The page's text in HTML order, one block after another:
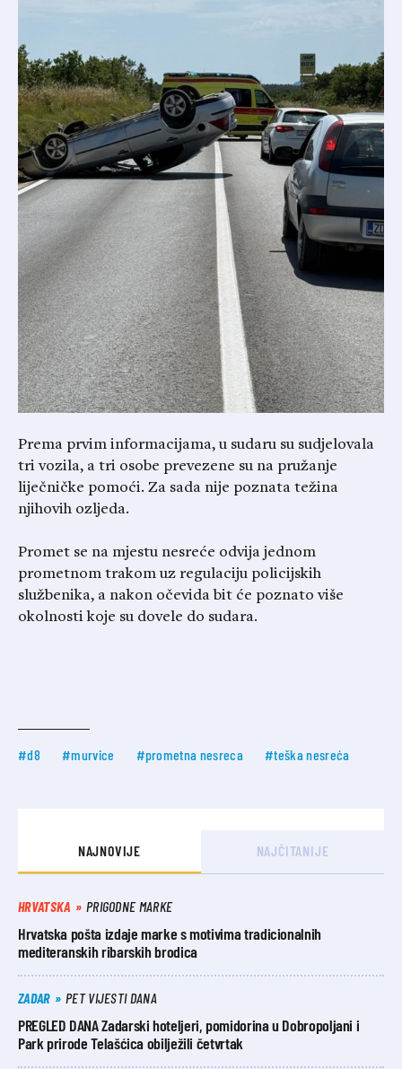
Prema prvim informacijama, u sudaru su sudjelovala
tri vozila, a tri osobe prevezene su na pružanje
liječničke pomoći. Za sada nije poznata težina
njihovih ozljeda.
Promet se na mjestu nesreće odvija jednom
prometnom trakom uz regulaciju policijskih
službenika, a nakon očevida bit će poznato više
okolnosti koje su dovele do sudara.
#d8 #murvice #prometna nesreca #teška nesreća
NAJNOVIJE NAJČITANIJE
HRVATSKA PRIGODNE MARKE
Hrvatska pošta izdaje marke s motivima tradicionalnih
mediteranskih ribarskih brodica
ZADAR PET VIJESTI DANA
PREGLED DANA Zadarski hoteljeri, pomidorina u Dobropoljani i
Park prirode Telašćica obilježili četvrtak